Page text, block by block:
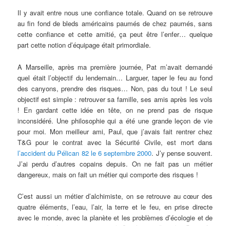
Il y avait entre nous une confiance totale. Quand on se retrouve
au fin fond de bleds américains paumés de chez paumés, sans
cette confiance et cette amitié, ça peut être l’enfer… quelque
part cette notion d’équipage était primordiale.
A Marseille, après ma première journée, Pat m’avait demandé
quel était l’objectif du lendemain… Larguer, taper le feu au fond
des canyons, prendre des risques… Non, pas du tout ! Le seul
objectif est simple : retrouver sa famille, ses amis après les vols
! En gardant cette idée en tête, on ne prend pas de risque
inconsidéré. Une philosophie qui a été une grande leçon de vie
pour moi. Mon meilleur ami, Paul, que j’avais fait rentrer chez
T&G pour le contrat avec la Sécurité Civile, est mort dans
l’accident du Pélican 82 le 6 septembre 2000. J’y pense souvent.
J’ai perdu d’autres copains depuis. On ne fait pas un métier
dangereux, mais on fait un métier qui comporte des risques !
C’est aussi un métier d’alchimiste, on se retrouve au cœur des
quatre éléments, l’eau, l’air, la terre et le feu, en prise directe
avec le monde, avec la planète et les problèmes d’écologie et de